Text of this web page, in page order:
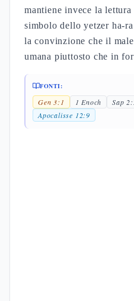
mantiene invece la lettura
simbolo dello yetzer ha-
la convinzione che il
umana piuttosto che in
FONTI:
Gen 3:1 1 Enoch Sap
Apocalisse 12:9